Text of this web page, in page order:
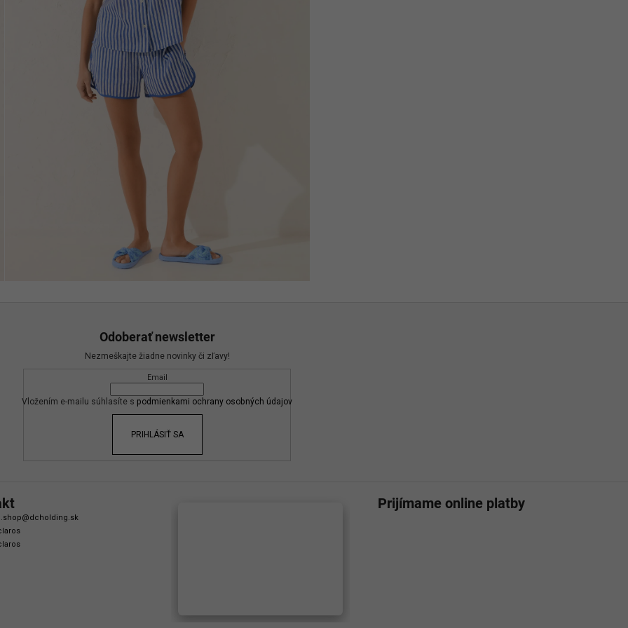
Odoberať newsletter
Nezmeškajte žiadne novinky či zľavy!
Email
Vložením e-mailu súhlasíte s podmienkami ochrany osobných údajov
PRIHLÁSIŤ SA
@dcholding.sk
Prijímame online platby